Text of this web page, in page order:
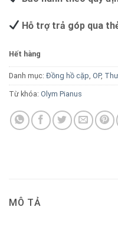
Hỗ trợ trả góp qua
Hết hàng
Danh mục: Đồng hồ cặp, OP,
Từ khóa: Olym Pianus
MÔ TẢ